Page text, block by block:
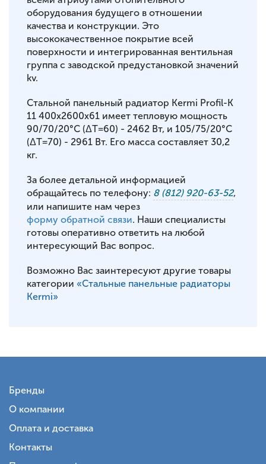
оборудования будущего в отношении
качества и конструкции. Это
высококачественное покрытие всей
поверхности и интегрированная вентильная
группа с заводской предустановкой значений
kv.
Стальной панельный радиатор Kermi Profil-K
11 400x2600x61 имеет тепловую мощность
90/70/20°С (ΔT=60) - 2462 Вт, и 105/75/20°С
(ΔT=70) - 2961 Вт. Его масса составляет 30,2
кг.
За более детальной информацией
обращайтесь по телефону: 8 (812) 920-63-52,
или напишите нам через
форму обратной связи. Наши специалисты
готовы оперативно ответить на любой
интересующий Вас вопрос.
Возможно Вас заинтересуют другие товары
категории «Стальные панельные радиаторы
Kermi»
Бренды
О компании
Оплата и доставка
Контакты